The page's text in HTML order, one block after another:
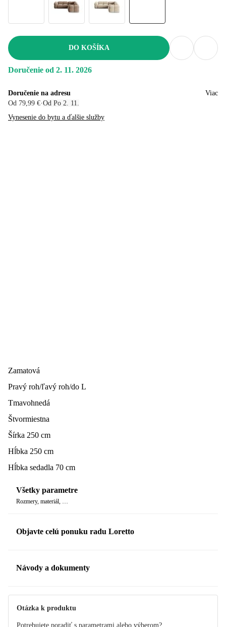
DO KOŠÍKA
Doručenie od 2. 11. 2026
Doručenie na adresu
Od 79,99 €·Od Po 2. 11.
Vynesenie do bytu a ďalšie služby
Viac
Zamatová
Pravý roh/ľavý roh/do L
Tmavohnedá
Štvormiestna
Šírka 250 cm
Hĺbka 250 cm
Hĺbka sedadla 70 cm
Všetky parametre
Rozmery, materiál, …
Objavte celú ponuku radu Loretto
Návody a dokumenty
Otázka k produktu
Potrebujete poradiť s parametrami alebo výberom?